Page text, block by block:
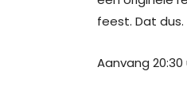
feest. Dat dus.
Aanvang